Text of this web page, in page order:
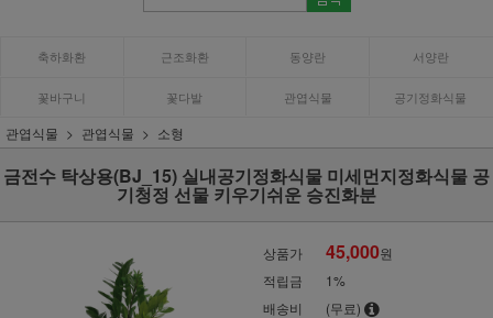
축하화환 근조화환 동양란 서양란
꽃바구니 꽃다발 관엽식물 공기정화식물
관엽식물 관엽식물 소형
금전수 탁상용(BJ_15) 실내공기정화식물 미세먼지정화식물 공
기청정 선물 키우기쉬운 승진화분
상품가 45,000원
적립금
1%
배송비
(무료)